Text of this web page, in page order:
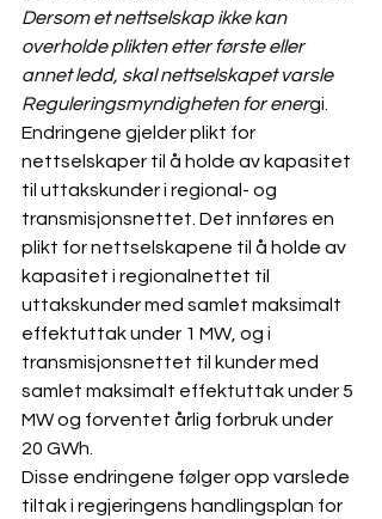
Dersom et nettselskap ikke kan
overholde plikten etter første eller
annet ledd, skal nettselskapet varsle
Reguleringsmyndigheten for energi.
Endringene gjelder plikt for
nettselskaper til å holde av kapasitet
til uttakskunder i regional- og
transmisjonsnettet. Det innføres en
plikt for nettselskapene til å holde av
kapasitet i regionalnettet til
uttakskunder med samlet maksimalt
effektuttak under 1 MW, og i
transmisjonsnettet til kunder med
samlet maksimalt effektuttak under 5
MW og forventet årlig forbruk under
20 GWh.
Disse endringene følger opp varslede
tiltak i regjeringens handlingsplan for